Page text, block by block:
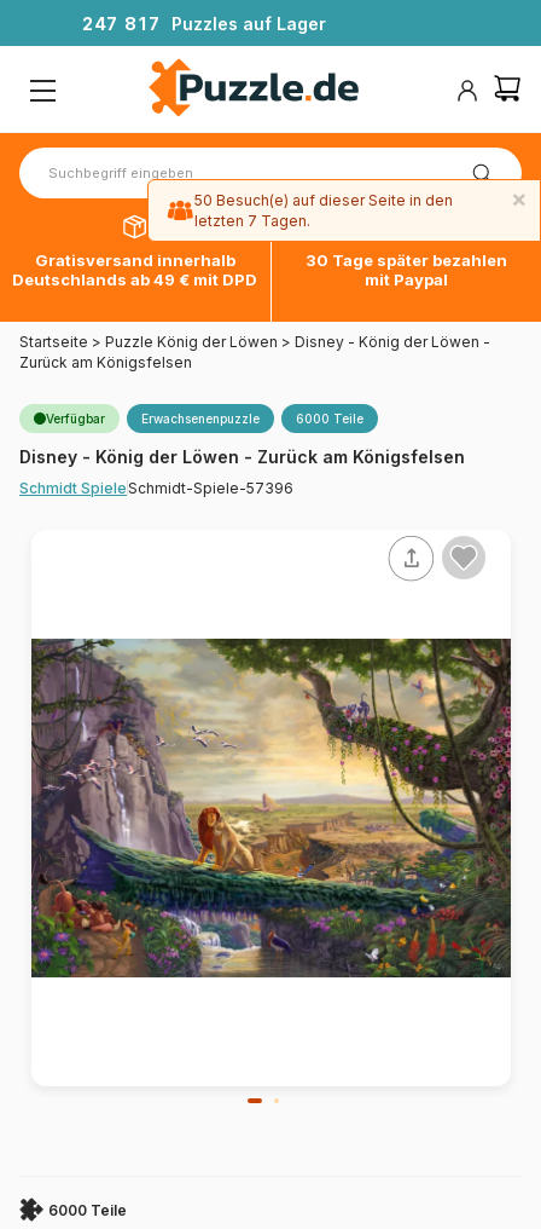
247 81 7 Puzzles auf Lager
Gratisversand innerhalb
Deutschlands ab 49 € mit DPD
30 Tage später bezahlen
mit Paypal
Startseite > Puzzle König der Löwen > Disney - König der Löwen -
Zurück am Königsfelsen
Verfügbar Erwachsenenpuzzle 6000 Teile
Disney - König der Löwen - Zurück am Königsfelsen
Schmidt SpieleSchmidt-Spiele-57396
6000 Teile
×
50 Besuch(e) auf dieser Seite in den
letzten 7 Tagen.